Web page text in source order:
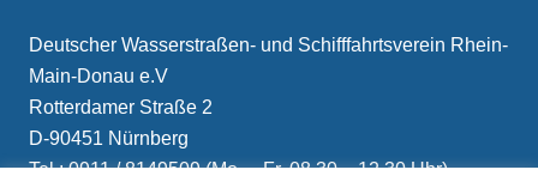
Deutscher Wasserstraßen- und Schifffahrtsverein Rhein-
Main-Donau e.V
Rotterdamer Straße 2
D-90451 Nürnberg
Tel.: 0911 / 8149509 (Mo. – Fr. 08.30 – 12.30 Uhr)